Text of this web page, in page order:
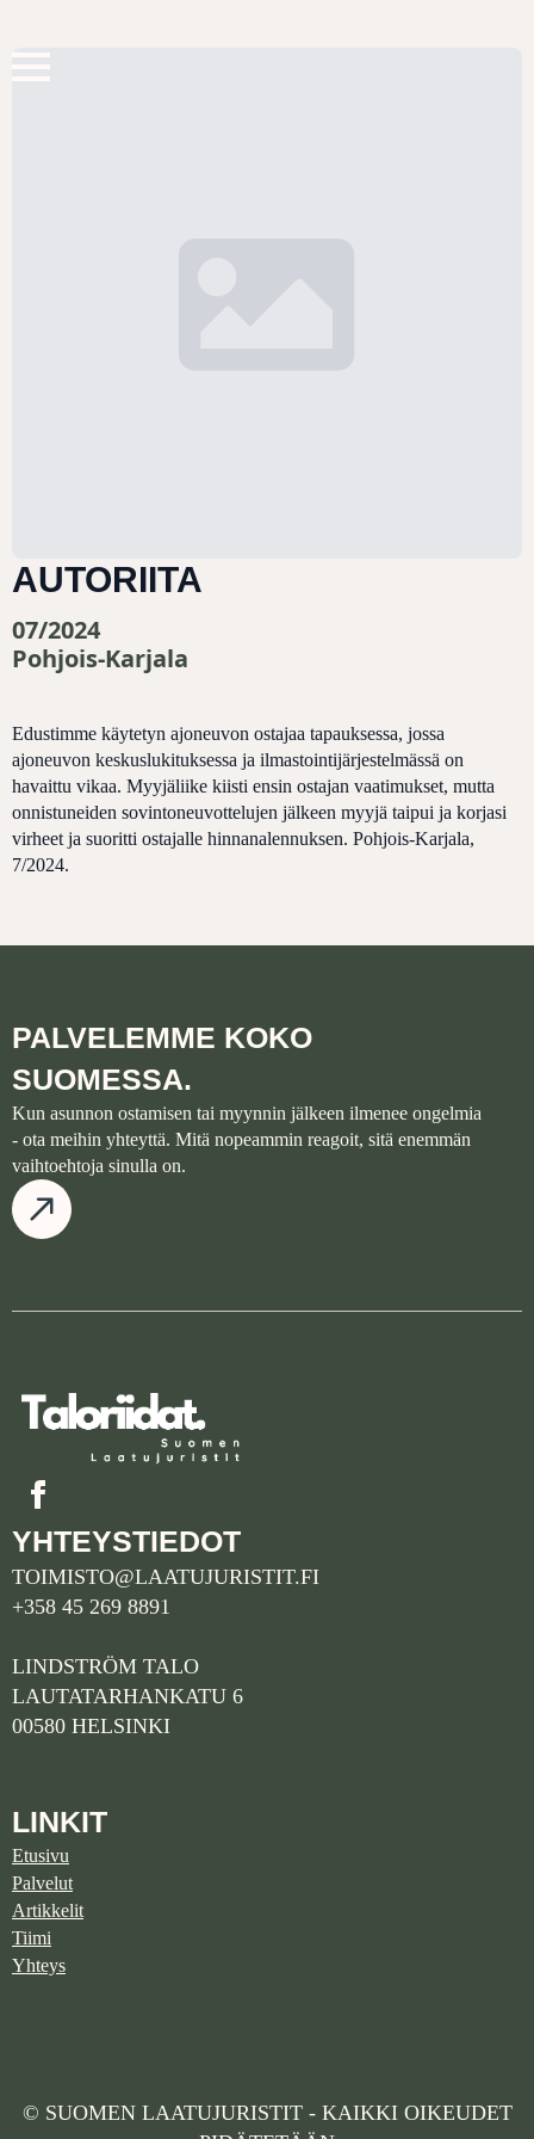
AUTORIITA
07/2024
Pohjois-Karjala
Edustimme käytetyn ajoneuvon ostajaa tapauksessa, jossa
ajoneuvon keskuslukituksessa ja ilmastointijärjestelmässä on
havaittu vikaa. Myyjäliike kiisti ensin ostajan vaatimukset, mutta
onnistuneiden sovintoneuvottelujen jälkeen myyjä taipui ja korjasi
virheet ja suoritti ostajalle hinnanalennuksen. Pohjois-Karjala,
7/2024.
PALVELEMME KOKO
SUOMESSA.
Kun asunnon ostamisen tai myynnin jälkeen ilmenee ongelmia
- ota meihin yhteyttä. Mitä nopeammin reagoit, sitä enemmän
vaihtoehtoja sinulla on.
YHTEYSTIEDOT
TOIMISTO@LAATUJURISTIT.FI
+358 45 269 8891
LINDSTRÖM TALO
LAUTATARHANKATU 6
00580 HELSINKI
LINKIT
Etusivu
Palvelut
Artikkelit
Tiimi
Yhteys
© SUOMEN LAATUJURISTIT - KAIKKI OIKEUDET